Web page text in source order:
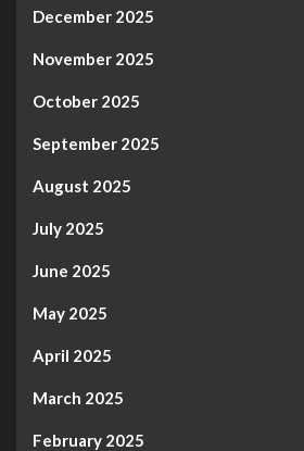
December 2025
November 2025
October 2025
September 2025
August 2025
July 2025
June 2025
May 2025
April 2025
March 2025
February 2025